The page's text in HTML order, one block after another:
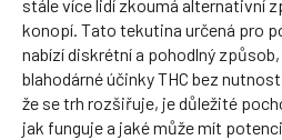
stále více lidí zkoumá alternativní
konopí. Tato tekutina určená pro
nabízí diskrétní a pohodlný
blahodárné účinky THC bez
že se trh rozšiřuje, je důležité
jak funguje a jaké může mít